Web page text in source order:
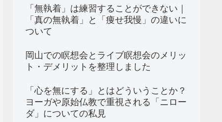
「無執着」は練習することができない｜
「真の無執着」と「痩せ我慢」の違いに
ついて
岡山での瞑想会とライブ瞑想会のメリッ
ト・デメリットを整理しました
「心を無にする」とはどういうことか？
ヨーガや原始仏教で重視される「ニロー
ダ」についての私見